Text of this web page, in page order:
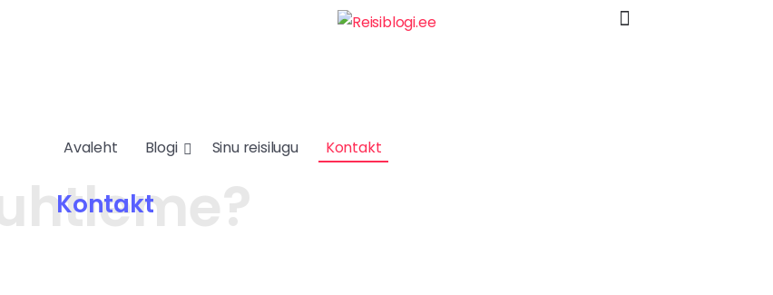
Avaleht Blogi Sinu reisilugu Kontakt
Kontakt